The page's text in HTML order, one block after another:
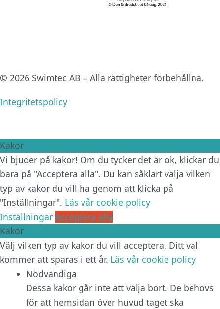
© 2026 Swimtec AB – Alla rättigheter förbehållna.
Integritetspolicy
Kakor
Vi bjuder på kakor! Om du tycker det är ok, klickar du
bara på "Acceptera alla". Du kan såklart välja vilken
typ av kakor du vill ha genom att klicka på
"Inställningar". Läs vår cookie policy
Inställningar Acceptera alla
Kakor
Välj vilken typ av kakor du vill acceptera. Ditt val
kommer att sparas i ett år. Läs vår cookie policy
Nödvändiga
Dessa kakor går inte att välja bort. De behövs
för att hemsidan över huvud taget ska